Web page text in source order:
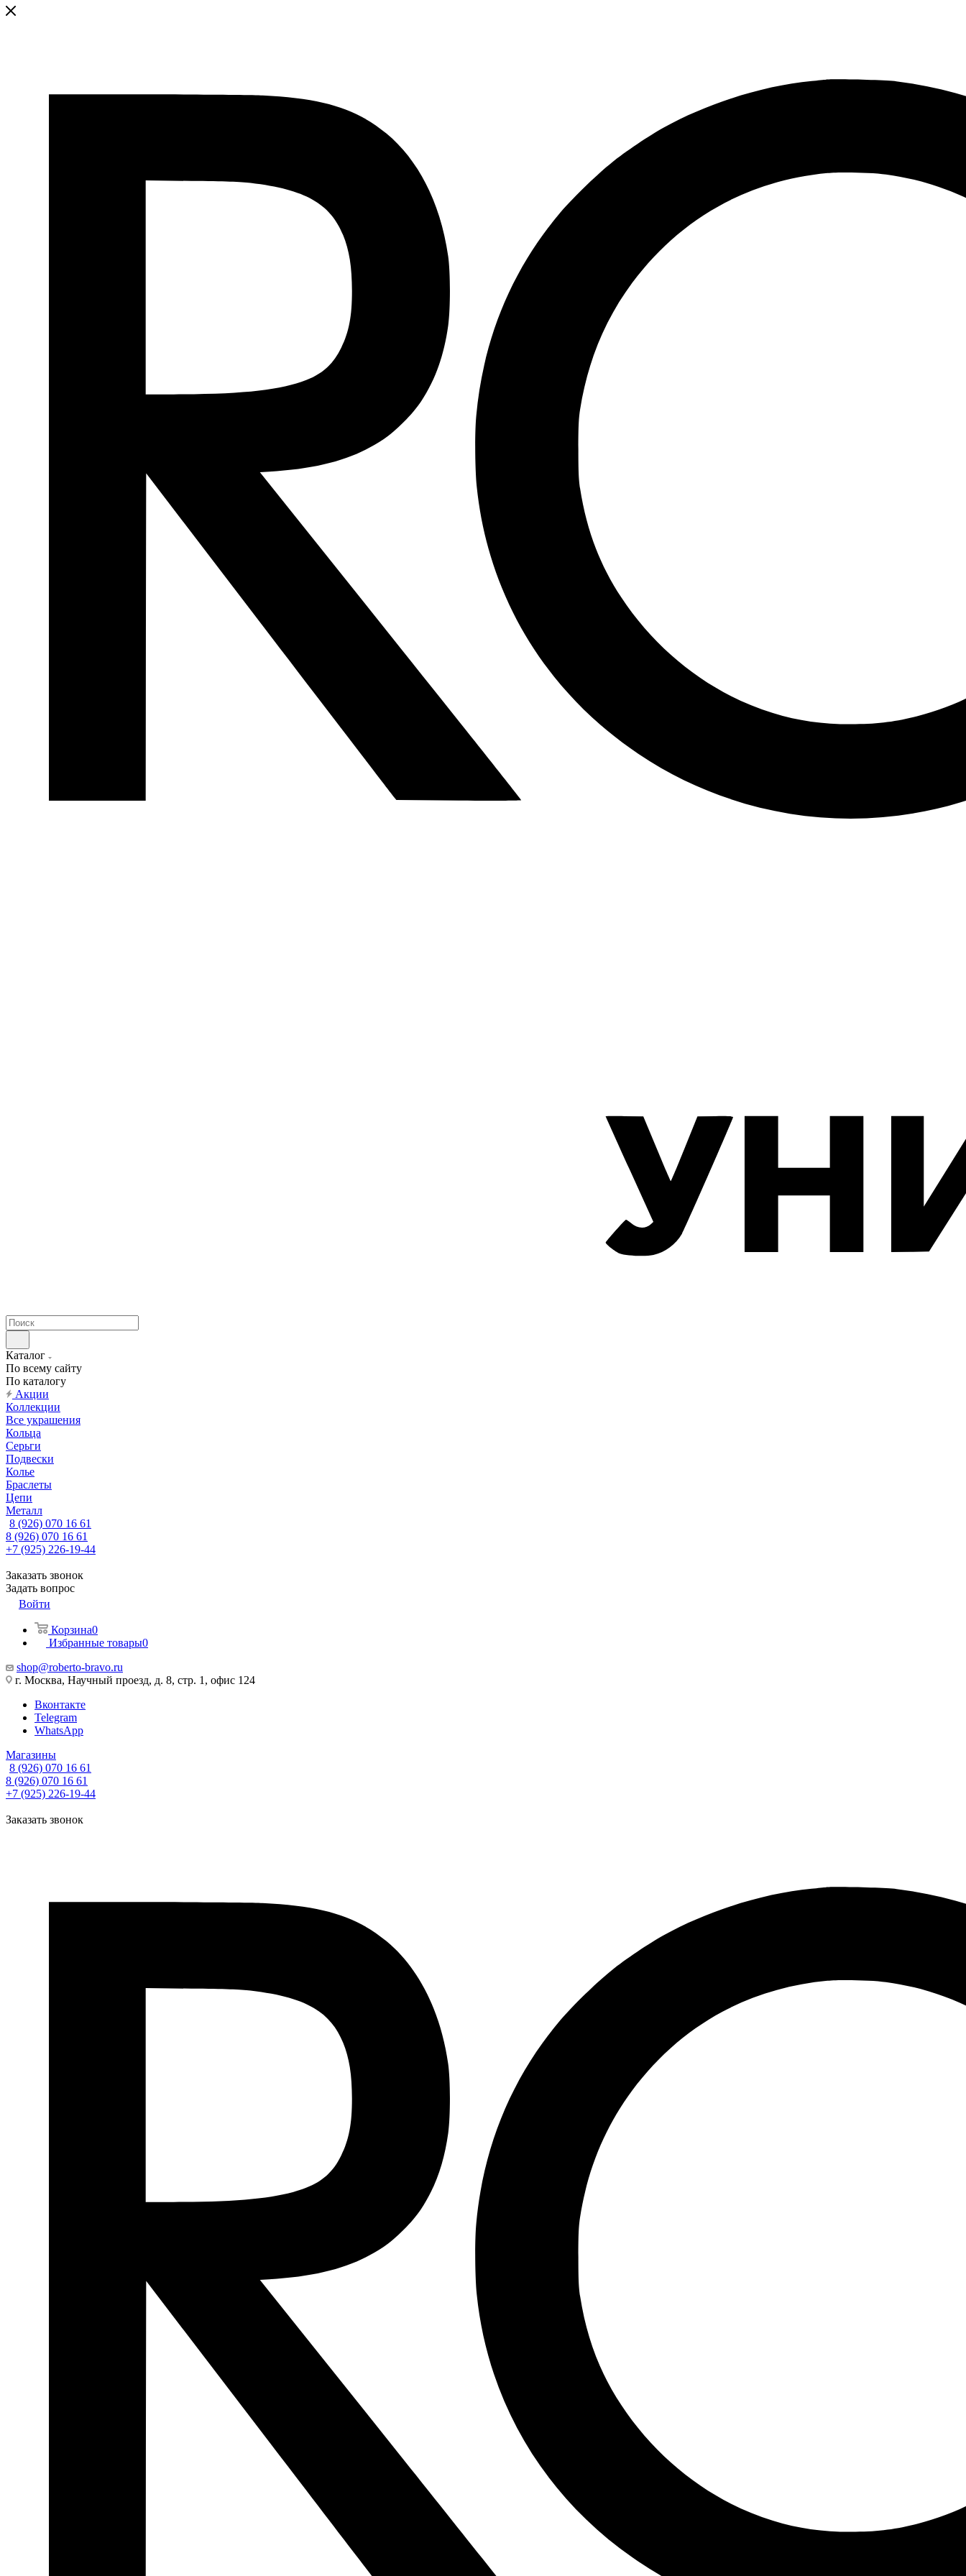
Каталог
По всему сайту
По каталогу
Акции
Коллекции
Все украшения
Кольца
Серьги
Подвески
Колье
Браслеты
Цепи
Металл
8 (926) 070 16 61
8 (926) 070 16 61
+7 (925) 226-19-44
Заказать звонок
Задать вопрос
Войти
Корзина0
Избранные товары0
shop@roberto-bravo.ru
г. Москва, Научный проезд, д. 8, стр. 1, офис 124
Вконтакте
Telegram
WhatsApp
Магазины
8 (926) 070 16 61
8 (926) 070 16 61
+7 (925) 226-19-44
Заказать звонок